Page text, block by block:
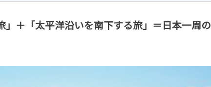
」＋「太平洋沿いを南下する旅」＝日本一周の